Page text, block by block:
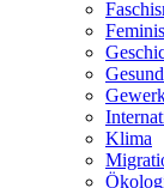
Klima